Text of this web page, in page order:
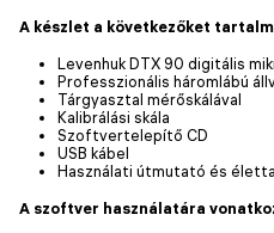
A készlet a következőket
Levenhuk DTX 90 digitális
Professzionális háromlábú
Tárgyasztal mérőskálával
Kalibrálási skála
Szoftvertelepítő CD
USB kábel
Használati útmutató és
A szoftver használatára